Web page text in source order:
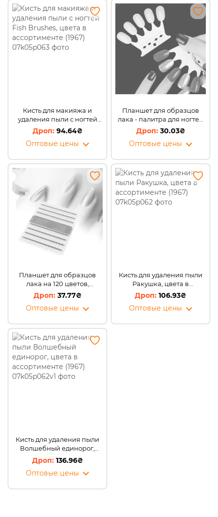
Кисть для макияжа и
удаления пыли с ногтей
Fish Brushes, цвета в
ассортименте (1967)
94.64₴
Оптовые цены
Планшет для образцов
лака - палитра для ногтей
Корона (1967)
30.03₴
Оптовые цены
Планшет для образцов
лака на 120 цветов,
синий/color card (1967)
37.77₴
Оптовые цены
Кисть для удаления пыли
Ракушка, цвета в
ассортименте (1967)
106.93₴
Оптовые цены
Кисть для удаления пыли
Волшебный единорог,
цвета в ассортименте
136.96₴
Оптовые цены